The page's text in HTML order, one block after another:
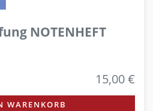
NOTENHEFT
15,00 €
WARENKORB